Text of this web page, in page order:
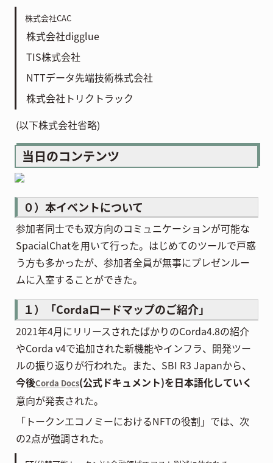
株式会社CAC
株式会社digglue
TIS株式会社
NTTデータ先端技術株式会社
株式会社トリクトラック
(以下株式会社省略)
当日のコンテンツ
０）本イベントについて
参加者同士でも双方向のコミュニケーションが可能な
SpacialChatを用いて行った。はじめてのツールで戸惑
う方も多かったが、参加者全員が無事にプレゼンルー
ムに入室することができた。
１）「Cordaロードマップのご紹介」
2021年4月にリリースされたばかりのCorda4.8の紹介
やCorda v4で追加された新機能やインフラ、開発ツー
ルの振り返りが行われた。また、SBI R3 Japanから、
今後Corda Docs(公式ドキュメント)を日本語化していく
意向が発表された。
「トークンエコノミーにおけるNFTの役割」では、次
の2点が強調された。